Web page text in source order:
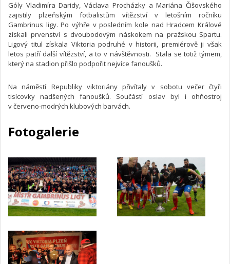
Góly Vladimíra Daridy, Václava Procházky a Mariána Čišovského
zajistily plzeňským fotbalistům vítězství v letošním ročníku
Gambrinus ligy. Po výhře v posledním kole nad Hradcem Králové
získali prvenství s dvoubodovým náskokem na pražskou Spartu.
Ligový titul získala Viktoria podruhé v historii, premiérově ji však
letos patří další vítězství, a to v návštěvnosti. Stala se totiž týmem,
který na stadion přišlo podpořit nejvíce fanoušků.
Na náměstí Republiky viktoriány přivítaly v sobotu večer čtyři
tisícovky nadšených fanoušků. Součástí oslav byl i ohňostroj
v červeno-modrých klubových barvách.
Fotogalerie